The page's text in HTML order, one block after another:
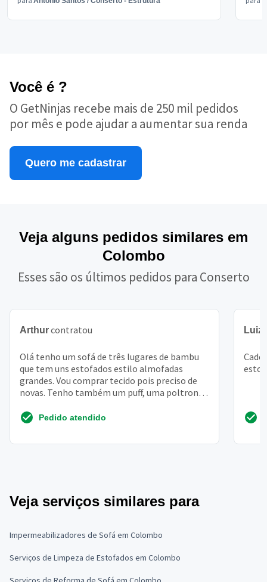
Você é ?
O GetNinjas recebe mais de 250 mil pedidos
por mês e pode ajudar a aumentar sua renda
Quero me cadastrar
Veja alguns pedidos similares em
Colombo
Esses são os últimos pedidos para Conserto
Arthurcontratou
Olá tenho um sofá de três lugares de bambu
que tem uns estofados estilo almofadas
grandes. Vou comprar tecido pois preciso de
novas. Tenho também um puff, uma poltrona
Pedido atendido
Luiz
Veja serviços similares para
Impermeabilizadores de Sofá em Colombo
Serviços de Limpeza de Estofados em Colombo